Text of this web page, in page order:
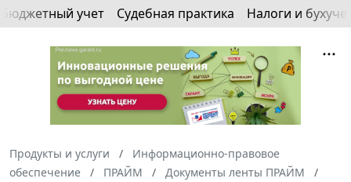
Бюджетный учет Судебная практика Налоги и
Продукты и услуги
Информационно-правовое
обеспечение
ПРАЙМ
Документы ленты ПРАЙМ